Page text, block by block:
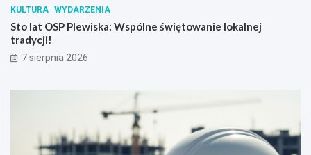
KULTURA WYDARZENIA
Sto lat OSP Plewiska: Wspólne świętowanie lokalnej
tradycji!
7 sierpnia 2026